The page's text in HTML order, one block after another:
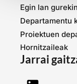
Egin lan gurekin
Departamentu
Proiektuen
Hornitzaileak
Jarrai